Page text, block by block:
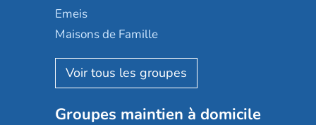
Domusvi
Happy Senior
Aquarelia
Nexity edenea
Les jardins d'Arcadie
Emeis
Maisons de Famille
Korian
Emera
Groupe SOS
Groupes maintien à domicile